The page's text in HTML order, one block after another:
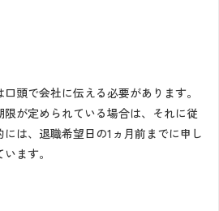
頭で会社に伝える必要があります。
が定められている場合は、それに従
は、退職希望日の1ヵ月前までに申し
ます。